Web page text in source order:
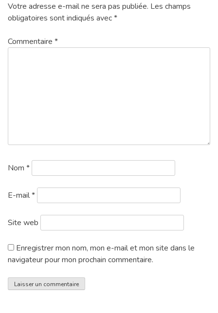
Votre adresse e-mail ne sera pas publiée. Les champs
obligatoires sont indiqués avec*
Commentaire *
Nom *
E-mail*
Site web
Enregistrer mon nom, mon e-mail et mon site dans le
navigateur pour mon prochain commentaire.